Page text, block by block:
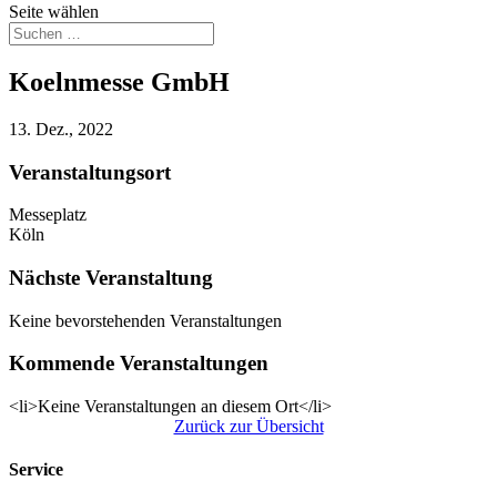
Seite wählen
Koelnmesse GmbH
13. Dez., 2022
Veranstaltungsort
Messeplatz
Köln
Nächste Veranstaltung
Keine bevorstehenden Veranstaltungen
Kommende Veranstaltungen
<li>Keine Veranstaltungen an diesem Ort</li>
Zurück zur Übersicht
Service